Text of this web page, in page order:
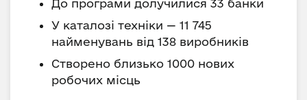
До програми долучилися 33 банки
У каталозі техніки — 11 745
найменувань від 138 виробників
Створено близько 1000 нових
робочих місць